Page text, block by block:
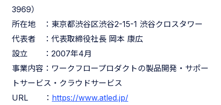
3969）
所在地 ：東京都渋谷区渋谷2-15-1 渋谷クロスタワー
代表者 ：代表取締役社長 岡本 康広
設立 ：2007年4月
事業内容：ワークフロープロダクトの製品開発・サポー
トサービス・クラウドサービス
URL ： https://www.atled.jp/